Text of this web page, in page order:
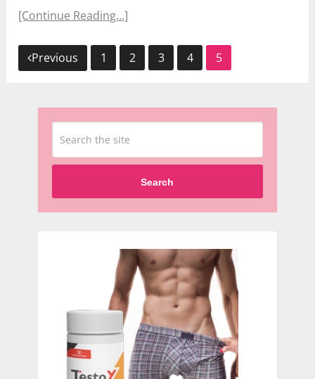
[Continue Reading...]
Navigacija
Previous 1 2 3 4 5
Search